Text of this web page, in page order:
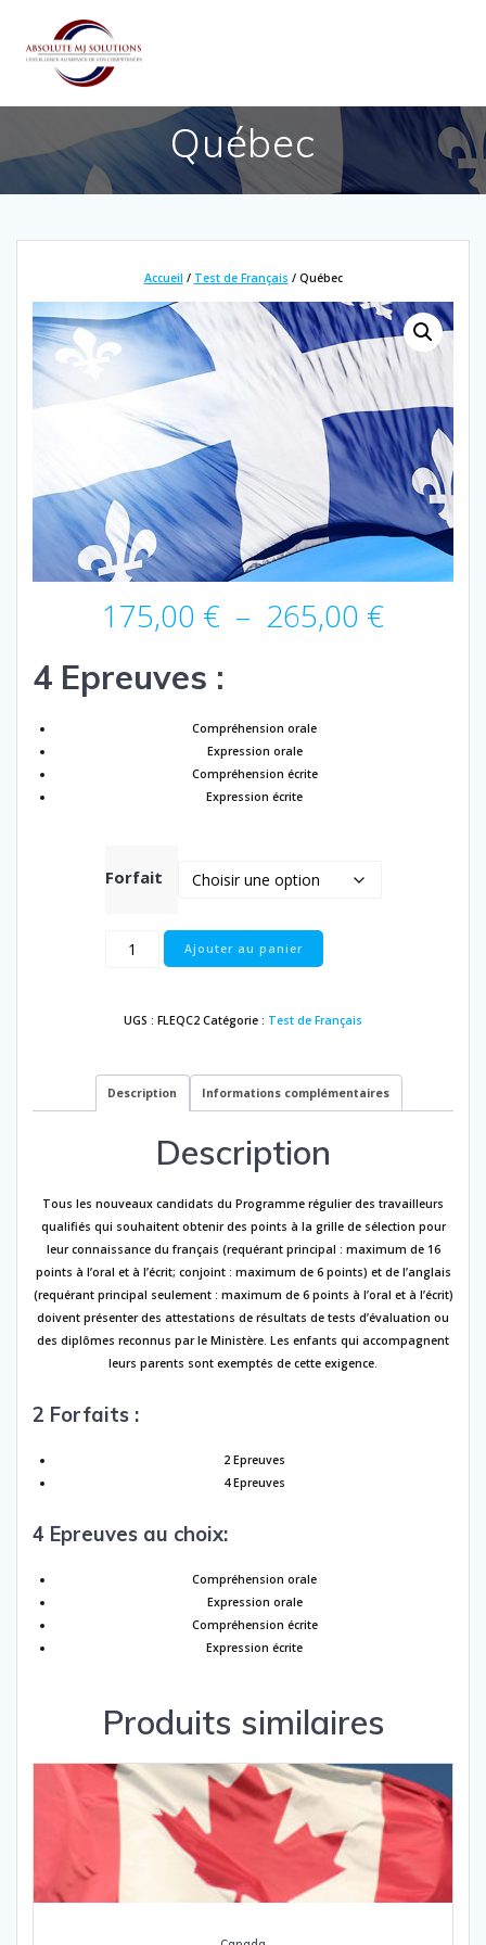
Québec
Accueil / Test de Français / Québec
175,00 € – 265,00 €Plage
4 Epreuves :
Compréhension orale
Expression orale
Compréhension écrite
Expression écrite
Forfait
quantitéAjouter au panier
UGS : FLEQC2 Catégorie : Test de Français
Description Informations complémentaires
Description
Tous les nouveaux candidats du Programme régulier des travailleurs
qualifiés qui souhaitent obtenir des points à la grille de sélection pour
leur connaissance du français (requérant principal : maximum de 16
points à l’oral et à l’écrit; conjoint : maximum de 6 points) et de l’anglais
(requérant principal seulement : maximum de 6 points à l’oral et à l’écrit)
doivent présenter des attestations de résultats de tests d’évaluation ou
des diplômes reconnus par le Ministère. Les enfants qui accompagnent
leurs parents sont exemptés de cette exigence.
2 Forfaits :
2 Epreuves
4 Epreuves
4 Epreuves au choix:
Compréhension orale
Expression orale
Compréhension écrite
Expression écrite
Produits similaires